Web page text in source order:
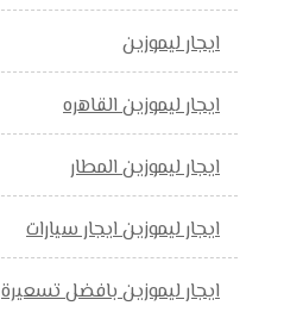
ايجار ليموزين
ايجار ليموزين القاهره
ايجار ليموزين المطار
ايجار ليموزين ايجار سيارات
ايجار ليموزين بافضل تسعيرة